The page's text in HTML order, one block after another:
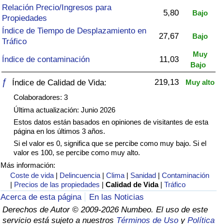
Relación Precio/Ingresos para
Propiedades
5,80 Bajo
Índice de Tiempo de Desplazamiento en
Tráfico
27,67 Bajo
Índice de contaminación 11,03
Muy
Bajo
ƒ Índice de Calidad de Vida: 219,13
Muy alto
Colaboradores: 3
Última actualización: Junio 2026
Estos datos están basados en opiniones de visitantes de esta
página en los últimos 3 años.
Si el valor es 0, significa que se percibe como muy bajo. Si el
valor es 100, se percibe como muy alto.
Más información:
Coste de vida | Delincuencia |Clima | Sanidad |Contaminación
| Precios de las propiedades |Calidad de Vida |Tráfico
Acerca de esta página
En las Noticias
Derechos de Autor © 2009-2026 Numbeo. El uso de este
servicio está sujeto a nuestros Términos de Uso y Política
Índice de criminalidad por país
Sanidad
Índice de Sanidad (Actual)
Índice de Sanidad
Índice de Sanidad por País
Contaminación
Índice de Contaminación (Actual)
Índice de contaminación
Índice de Contaminación por País